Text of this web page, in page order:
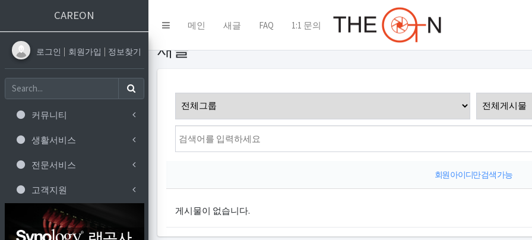
메인 새글 FAQ 1:1 문의
CAREON
로그인 회원가입 정보찾기
커뮤니티
생활서비스
전문서비스
고객지원
새글
회원 아이디만 검색 가능
게시물이 없습니다.